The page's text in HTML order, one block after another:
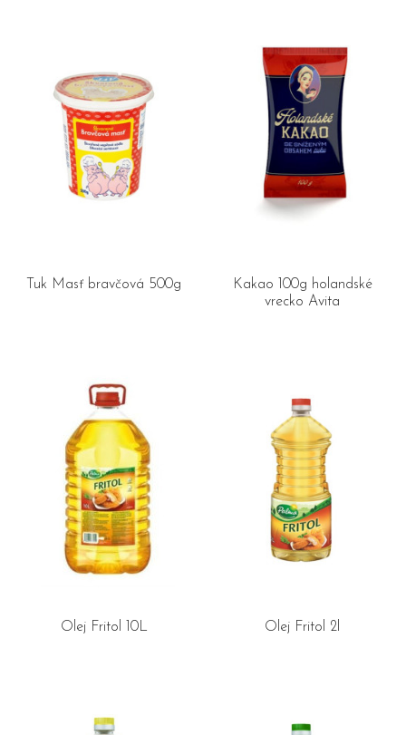
Tuk Masť bravčová 500g
Kakao 100g holandské
vrecko Avita
Olej Fritol 10L Olej Fritol 2l